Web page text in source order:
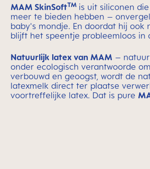
MAM SkinSoftTM is uit siliconen
meer te bieden hebben –
baby's mondje. En doordat hij ook
blijft het speentje probleemloos in
Natuurlijk latex van MAM –
onder ecologisch verantwoorde
verbouwd en geoogst, wordt de
latexmelk direct ter plaatse
voortreffelijke latex. Dat is pure